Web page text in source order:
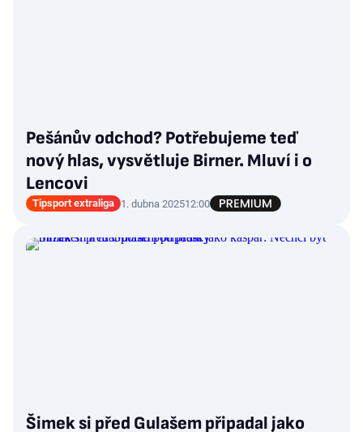
Pešánův odchod? Potřebujeme teď
nový hlas, vysvětluje Birner. Mluví i o
Lencovi
Tipsport extraliga 1. dubna 202512:00
Šimek si před Gulašem připadal jako